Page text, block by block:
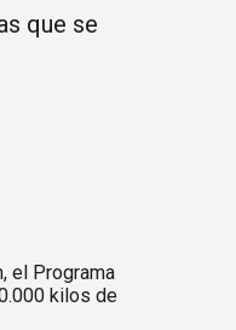
que se